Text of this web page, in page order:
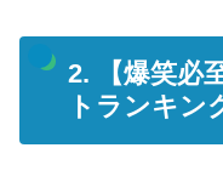
2. 【爆笑必
トランキン